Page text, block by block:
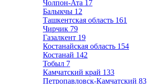
Чолпон-Ата 17
Балыкчы 12
Ташкентская область 161
Чирчик 79
Газалкент 19
Костанайская область 154
Костанай 142
Тобыл 7
Камчатский край 133
Петропавловск-Камчатский 83